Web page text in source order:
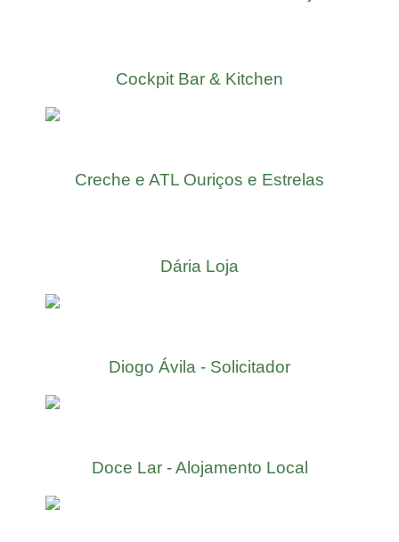
Cockpit Bar & Kitchen
Creche e ATL Ouriços e Estrelas
Dária Loja
Diogo Ávila - Solicitador
Doce Lar - Alojamento Local